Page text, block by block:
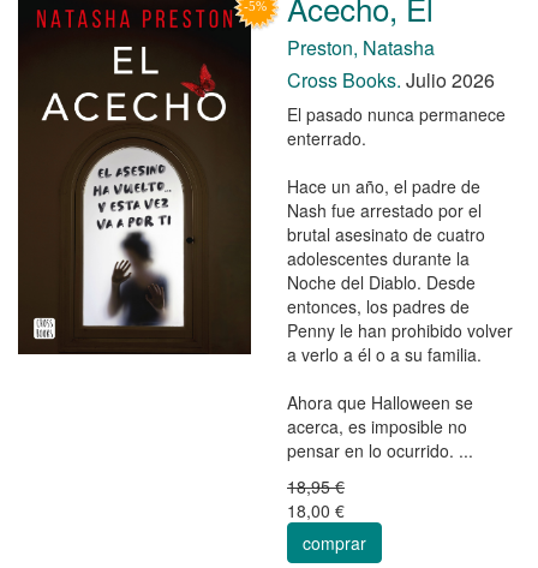
Preston, Natasha
Cross Books. Julio 2026
El pasado nunca permanece
enterrado.
Hace un año, el padre de
Nash fue arrestado por el
brutal asesinato de cuatro
adolescentes durante la
Noche del Diablo. Desde
entonces, los padres de
Penny le han prohibido volver
a verlo a él o a su familia.
Ahora que Halloween se
acerca, es imposible no
pensar en lo ocurrido. ...
18,95 €
18,00 €
comprar